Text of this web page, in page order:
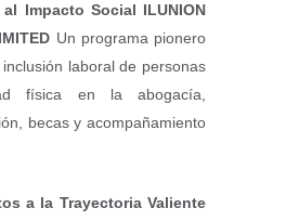
Impacto Social ILUNION
Un programa pionero
laboral de personas
física en la abogacía,
becas y acompañamiento
a la Trayectoria Valiente